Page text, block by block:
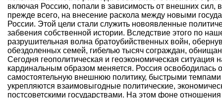
включая Россию, попали в зависимость от внешних сил,
прежде всего, на внесение раскола между новыми
России. Этой цели стали служить новоявленные
забвения собственной истории. Вследствие этого по
разрушительная волна братоубийственных войн,
обездоленных семей, гибелью тысяч сограждан,
Сегодня геополитическая и геоэкономическая ситуация
кардинальным образом меняется. Россия освободилась
самостоятельную внешнюю политику, быстрыми темпами
укрепляются взаимовыгодные политические,
постсоветскими государствами. На этом фоне